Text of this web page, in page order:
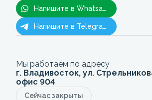
Напишите в Whatsapp
Напишите в Telegram
Мы работаем по адресу
г. Владивосток, ул.
офис 904
Сейчас закрыты